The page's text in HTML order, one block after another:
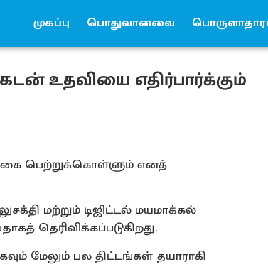
முகப்பு பொதுவானவை
உதவியை எதிர்பார்க்கும்
பெற்றுக்கொள்ளும் எனத்
மற்றும் டிஜிட்டல் மயமாக்கல்
தெரிவிக்கப்படுகிறது.
மேலும் பல திட்டங்கள் தயாராகி